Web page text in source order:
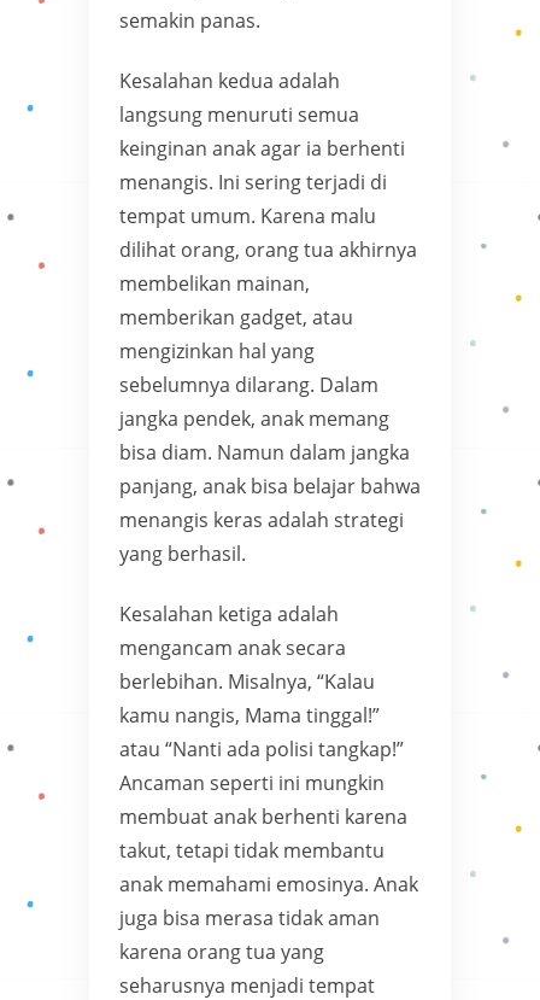
semakin panas.
Kesalahan kedua adalah
langsung menuruti semua
keinginan anak agar ia berhenti
menangis. Ini sering terjadi di
tempat umum. Karena malu
dilihat orang, orang tua akhirnya
membelikan mainan,
memberikan gadget, atau
mengizinkan hal yang
sebelumnya dilarang. Dalam
jangka pendek, anak memang
bisa diam. Namun dalam jangka
panjang, anak bisa belajar bahwa
menangis keras adalah strategi
yang berhasil.
Kesalahan ketiga adalah
mengancam anak secara
berlebihan. Misalnya, “Kalau
kamu nangis, Mama tinggal!”
atau “Nanti ada polisi tangkap!”
Ancaman seperti ini mungkin
membuat anak berhenti karena
takut, tetapi tidak membantu
anak memahami emosinya. Anak
juga bisa merasa tidak aman
karena orang tua yang
seharusnya menjadi tempat